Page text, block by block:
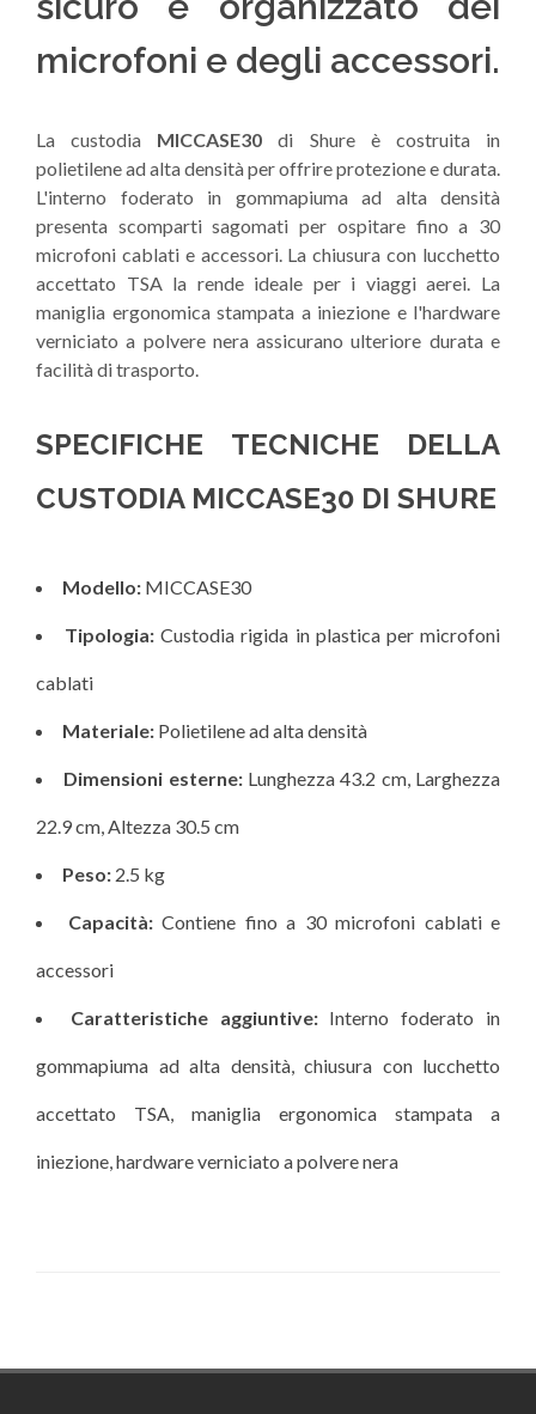
microfoni e degli accessori.
La custodia MICCASE30 di Shure è costruita in
polietilene ad alta densità per offrire protezione e durata.
L'interno foderato in gommapiuma ad alta densità
presenta scomparti sagomati per ospitare fino a 30
microfoni cablati e accessori. La chiusura con lucchetto
accettato TSA la rende ideale per i viaggi aerei. La
maniglia ergonomica stampata a iniezione e l'hardware
verniciato a polvere nera assicurano ulteriore durata e
facilità di trasporto.
SPECIFICHE TECNICHE DELLA
CUSTODIA MICCASE30 DI SHURE
Modello: MICCASE30
Tipologia: Custodia rigida in plastica per microfoni
cablati
Materiale: Polietilene ad alta densità
Dimensioni esterne:Lunghezza 43.2 cm, Larghezza
22.9 cm, Altezza 30.5 cm
Peso: 2.5 kg
Capacità:Contiene fino a 30 microfoni cablati e
accessori
Caratteristiche aggiuntive:Interno foderato in
gommapiuma ad alta densità, chiusura con lucchetto
accettato TSA, maniglia ergonomica stampata a
iniezione, hardware verniciato a polvere nera